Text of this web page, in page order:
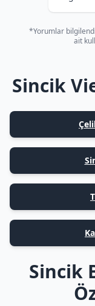
*Yorumlar
ait
Sincik
Sincik